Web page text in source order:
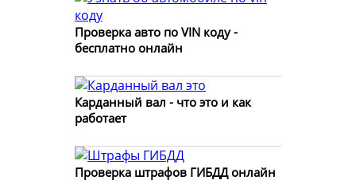
Проверка авто по VIN коду -
бесплатно онлайн
Карданный вал - что это и как
работает
Проверка штрафов ГИБДД онлайн